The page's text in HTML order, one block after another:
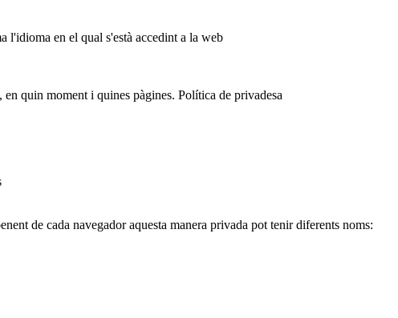
l'idioma en el qual s'està accedint a la web
quin moment i quines pàgines. Política de privadesa
de cada navegador aquesta manera privada pot tenir diferents noms: